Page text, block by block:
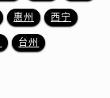
澳门特别行政区嘉模堂区官也街万国售后服务中心（需提前预约）
惠州 西宁
台州